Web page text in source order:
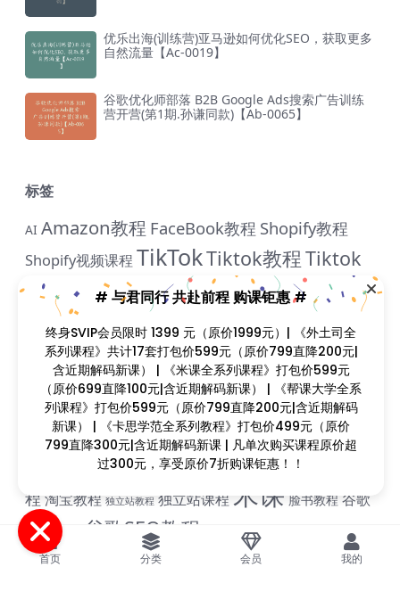
优乐出海(训练营)亚马逊如何优化SEO，获取更多
自然流量【Ac-0019】
谷歌优化师部落 B2B Google Ads搜索广告训练
营开营(第1期.孙谦同款)【Ab-0065】
标签
AI Amazon教程 FaceBook教程 Shopify教程
Shopify视频课程 TikTokTiktok教程Tiktok
视频教程Tiktok课程 WordPress大学 WordPress建站
wordpress建站课程
WordPress课程 YouTube 亚马逊 亚马逊教程
亚马逊视频教程 亚马逊视频课程亚马逊运营教程优
乐出海 优联荟卡思学苑外土司小红
书
小红书教程成人用品抖音教程 拼多多
程 淘宝教程 独立站教程 独立站课程 米课 脸书教程 谷歌
ADS教程
谷歌SEO教程 谷歌SEO课程 谷歌运用教程
境B哥 阿里国际站 雨课网 雷子教程 飞橙教育
首页 分类 会员 我的
# 与君同行 共赴前程 购课钜惠 #
终身SVIP会员限时 1399 元（原价1999元）| 《外土司全
系列课程》共计17套打包价599元（原价799直降200元|
含近期解码新课） | 《米课全系列课程》打包价599元
（原价699直降100元|含近期解码新课） | 《帮课大学全系
列课程》打包价599元（原价799直降200元|含近期解码
新课） | 《卡思学范全系列教程》打包价499元（原价
799直降300元|含近期解码新课 | 凡单次购买课程原价超
过300元，享受原价7折购课钜惠！！